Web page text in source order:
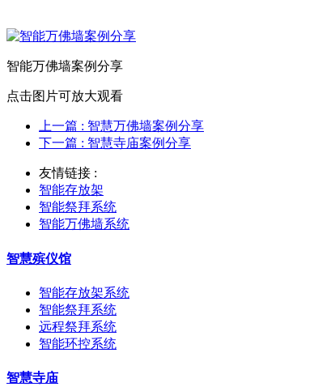
智能万佛墙案例分享
点击图片可放大观看
上一篇 : 智慧万佛墙案例分享
下一篇 : 智慧寺庙案例分享
友情链接 :
智能存放架
智能祭拜系统
智能万佛墙系统
智慧殡仪馆
智能存放架系统
智能祭拜系统
远程祭拜系统
智能环控系统
智慧寺庙